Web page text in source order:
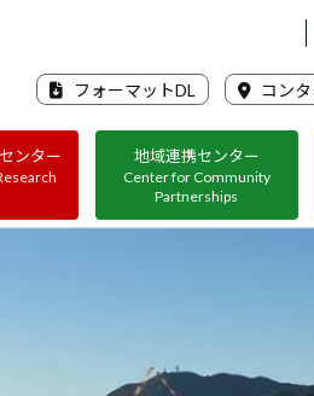
フォーマットDL コン
ンター 地域連携センター
Center for Community
Partnerships